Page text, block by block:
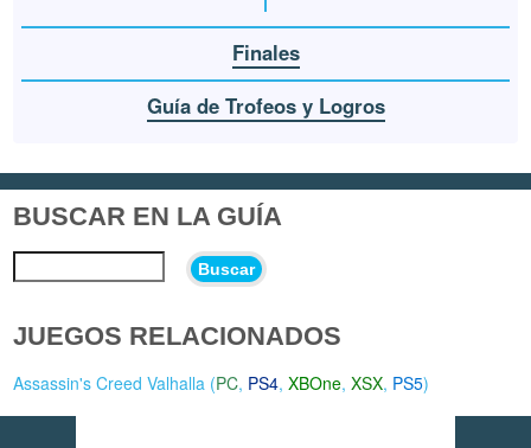
Finales
Guía de Trofeos y Logros
BUSCAR EN LA GUÍA
Buscar
JUEGOS RELACIONADOS
Assassin's Creed Valhalla (PC, PS4,XBOne,XSX, PS5)